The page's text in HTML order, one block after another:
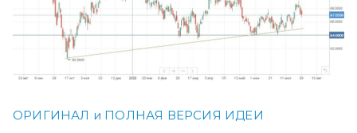
ОРИГИНАЛ и ПОЛНАЯ ВЕРСИЯ ИДЕИ